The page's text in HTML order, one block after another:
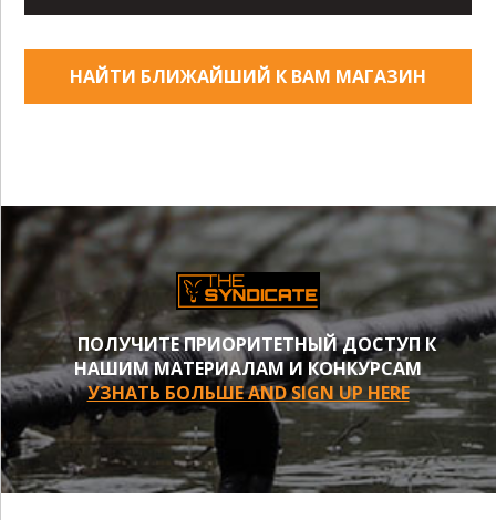
НАЙТИ БЛИЖАЙШИЙ К ВАМ МАГАЗИН
ПОЛУЧИТЕ ПРИОРИТЕТНЫЙ ДОСТУП К
НАШИМ МАТЕРИАЛАМ И КОНКУРСАМ
УЗНАТЬ БОЛЬШЕ AND SIGN UP HERE